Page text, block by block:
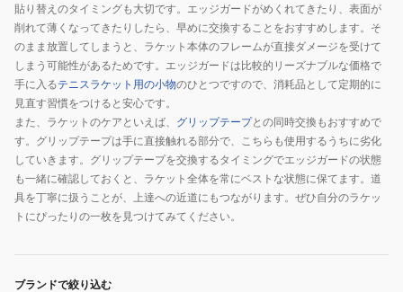
貼り替えのタイミングも大切です。エッジガードがめくれてきたり、表面が
削れて薄くなってきたりしたら、早めに交換することをおすすめします。そ
のまま放置してしまうと、ラケット本体のフレームが直接ダメージを受けて
しまう可能性があるためです。エッジガードは比較的リーズナブルな価格で
手に入るテニスラケット用の小物のひとつですので、消耗品として定期的に
見直す習慣をつけると安心です。
また、ラケットのケアといえば、 グリップテープとの同時交換もおすすめで
す。グリップテープは手に直接触れる部分で、こちらも使用するうちに劣化
していきます。グリップテープを交換するタイミングでエッジガードの状態
も一緒に確認しておくと、ラケット全体を常にベストな状態に保てます。道
具を丁寧に扱うことが、上達への近道にもつながります。ぜひ自分のラケッ
トにぴったりの一枚を見つけてみてください。
ブランドで絞り込む